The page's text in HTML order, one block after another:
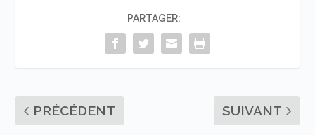
PARTAGER:
PRÉCÉDENT SUIVANT